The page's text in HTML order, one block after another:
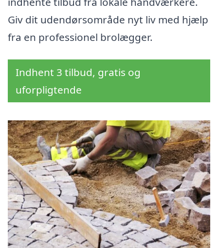
Giv dit udendørsområde nyt liv med hjælp
fra en professionel brolægger.
Indhent 3 tilbud, gratis og
uforpligtende